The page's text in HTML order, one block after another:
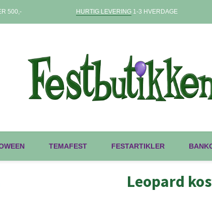
500,- HURTIG LEVERING1-3 HVERDAGE
TEMAFEST FESTARTIKLER
Leopard